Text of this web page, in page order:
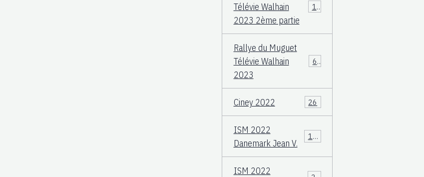
Télévie Walhain
2023 2ème partie
135
Rallye du Muguet
Télévie Walhain
2023
60
Ciney 2022 26
ISM 2022
Danemark Jean V.
106
ISM 2022